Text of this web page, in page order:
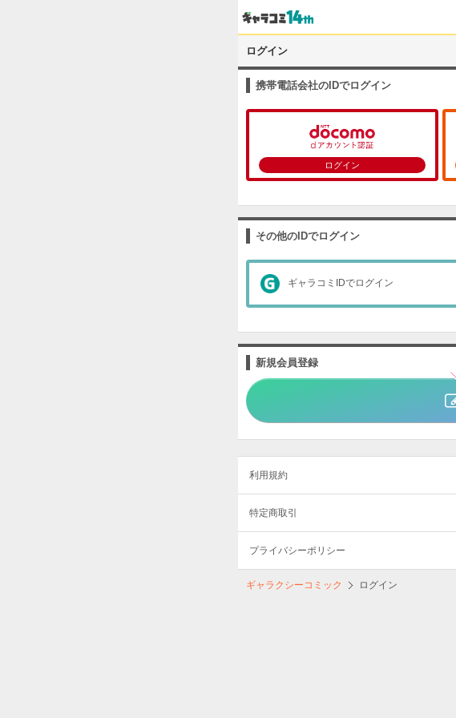
ログイン
携帯電話会社のIDでログイン
ログイン
その他のIDでログイン
ギャラコミIDでログイン
新規会員登録
利用規約
特定商取引
プライバシーポリシー
ギャラクシーコミック ログイン